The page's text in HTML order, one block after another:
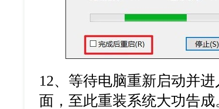
12、等待电脑重新启动并
面，至此重装系统大功告成